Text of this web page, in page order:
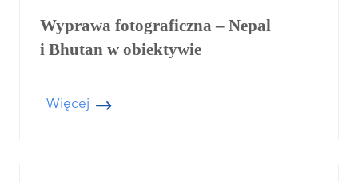
n
a
Wyprawa fotograficzna – Nepal
i Bhutan w obiektywie
Więcej W